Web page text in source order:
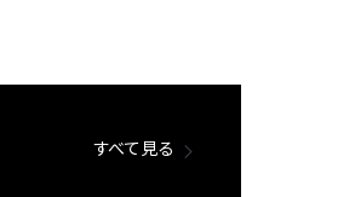
すべて見る